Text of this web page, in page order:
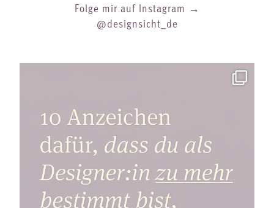
Folge mir auf Instagram →
@designsicht_de